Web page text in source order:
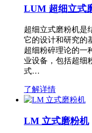
LUM 超细立式
超细立式磨粉机是
它的设计和研究的
超细粉碎理论的一
业设备，包括超细
式…
了解详情
LM 立式磨粉机